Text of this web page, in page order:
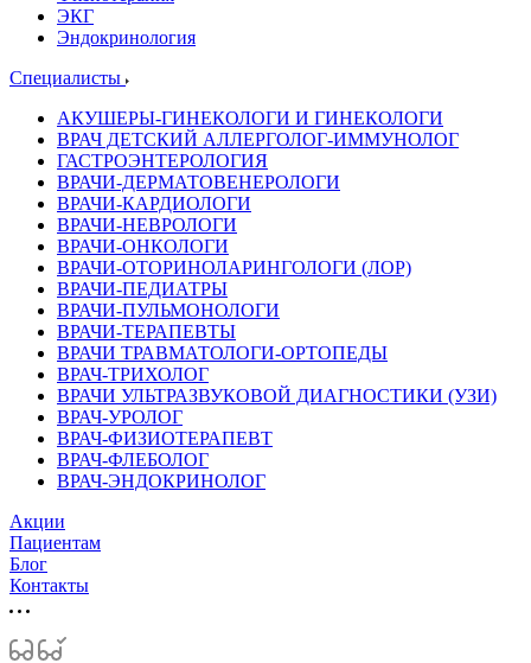
ЭКГ
Эндокринология
Специалисты
АКУШЕРЫ-ГИНЕКОЛОГИ И ГИНЕКОЛОГИ
ВРАЧ ДЕТСКИЙ АЛЛЕРГОЛОГ-ИММУНОЛОГ
ГАСТРОЭНТЕРОЛОГИЯ
ВРАЧИ-ДЕРМАТОВЕНЕРОЛОГИ
ВРАЧИ-КАРДИОЛОГИ
ВРАЧИ-НЕВРОЛОГИ
ВРАЧИ-ОНКОЛОГИ
ВРАЧИ-ОТОРИНОЛАРИНГОЛОГИ (ЛОР)
ВРАЧИ-ПЕДИАТРЫ
ВРАЧИ-ПУЛЬМОНОЛОГИ
ВРАЧИ-ТЕРАПЕВТЫ
ВРАЧИ ТРАВМАТОЛОГИ-ОРТОПЕДЫ
ВРАЧ-ТРИХОЛОГ
ВРАЧИ УЛЬТРАЗВУКОВОЙ ДИАГНОСТИКИ (УЗИ)
ВРАЧ-УРОЛОГ
ВРАЧ-ФИЗИОТЕРАПЕВТ
ВРАЧ-ФЛЕБОЛОГ
ВРАЧ-ЭНДОКРИНОЛОГ
Акции
Пациентам
Блог
Контакты